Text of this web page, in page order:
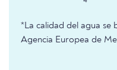
*La calidad del agua se
Agencia Europea de